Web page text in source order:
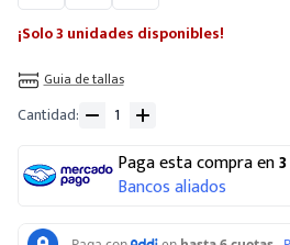
¡Solo 3 unidades disponibles!
Guia de tallas
Cantidad
Paga esta compra en3
Bancos aliados